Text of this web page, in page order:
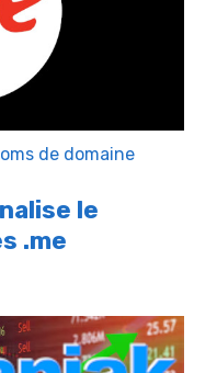
de domaine
le
.me